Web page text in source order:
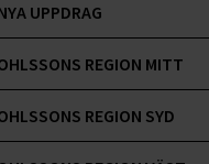
UPPDRAG
REGION MITT
REGION SYD